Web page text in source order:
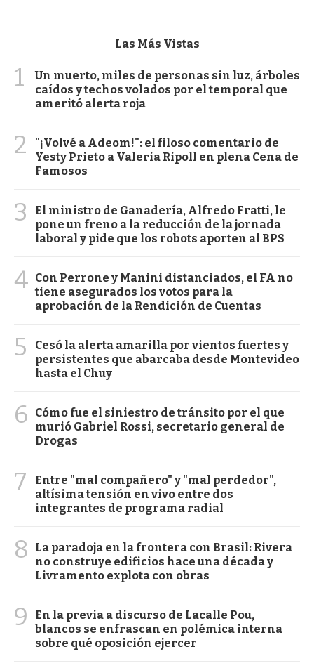
Las Más Vistas
1
Un muerto, miles de personas sin luz, árboles
caídos y techos volados por el temporal que
ameritó alerta roja
2
"¡Volvé a Adeom!": el filoso comentario de
Yesty Prieto a Valeria Ripoll en plena Cena de
Famosos
3
El ministro de Ganadería, Alfredo Fratti, le
pone un freno a la reducción de la jornada
laboral y pide que los robots aporten al BPS
4 Con Perrone y Manini distanciados, el FA no
tiene asegurados los votos para la
aprobación de la Rendición de Cuentas
5
Cesó la alerta amarilla por vientos fuertes y
persistentes que abarcaba desde Montevideo
hasta el Chuy
6
Cómo fue el siniestro de tránsito por el que
murió Gabriel Rossi, secretario general de
Drogas
7
Entre "mal compañero" y "mal perdedor",
altísima tensión en vivo entre dos
integrantes de programa radial
8
La paradoja en la frontera con Brasil: Rivera
no construye edificios hace una década y
Livramento explota con obras
9
En la previa a discurso de Lacalle Pou,
blancos se enfrascan en polémica interna
sobre qué oposición ejercer